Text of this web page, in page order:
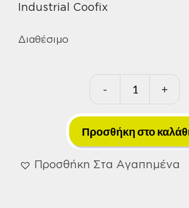
Industrial Coofix
Διαθέσιμο
-
Πένσα
Βαριά
Μόνωση
200mm-
8''-
+
Προσθήκη στο
Προσθήκη Στα Αγαπημένα